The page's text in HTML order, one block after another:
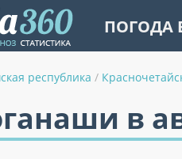
ПОГОДА
республика /
в